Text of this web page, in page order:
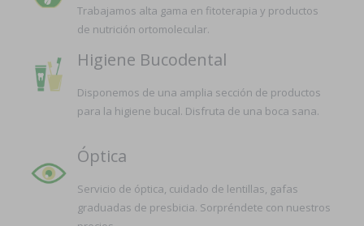
Trabajamos alta gama en fitoterapia y productos
de nutrición ortomolecular.
Higiene Bucodental
Disponemos de una amplia sección de productos
para la higiene bucal. Disfruta de una boca sana.
Óptica
Servicio de óptica, cuidado de lentillas, gafas
graduadas de presbicia. Sorpréndete con nuestros